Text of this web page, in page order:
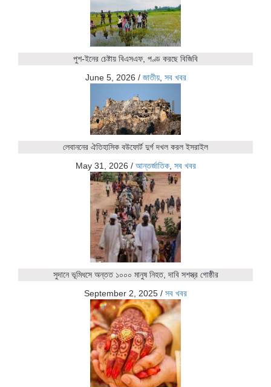
পুশ-ইনের চেষ্টায় বিএসএফ, পণ্ড করছে বিজিবি
June 5, 2026 / জাতীয়, সব খবর
লেবাননের ঐতিহাসিক বউফোর্ট দুর্গ দখল করল ইসরাইল
May 31, 2026 / আন্তর্জাতিক, সব খবর
সুদানে ভূমিধসে অন্তত ১০০০ মানুষ নিহত, দাবি সশস্ত্র গোষ্ঠীর
September 2, 2025 / সব খবর